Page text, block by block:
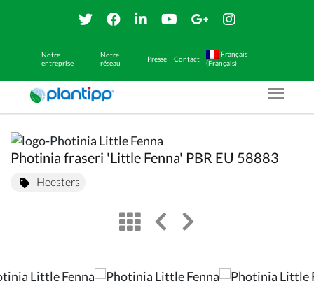
Notre
entreprise
Notre
réseau
Presse Contact
Français
(Français)
Menu
Photinia fraseri 'Little Fenna' PBR EU 58883
Heesters
viewleft arrow
right arrow